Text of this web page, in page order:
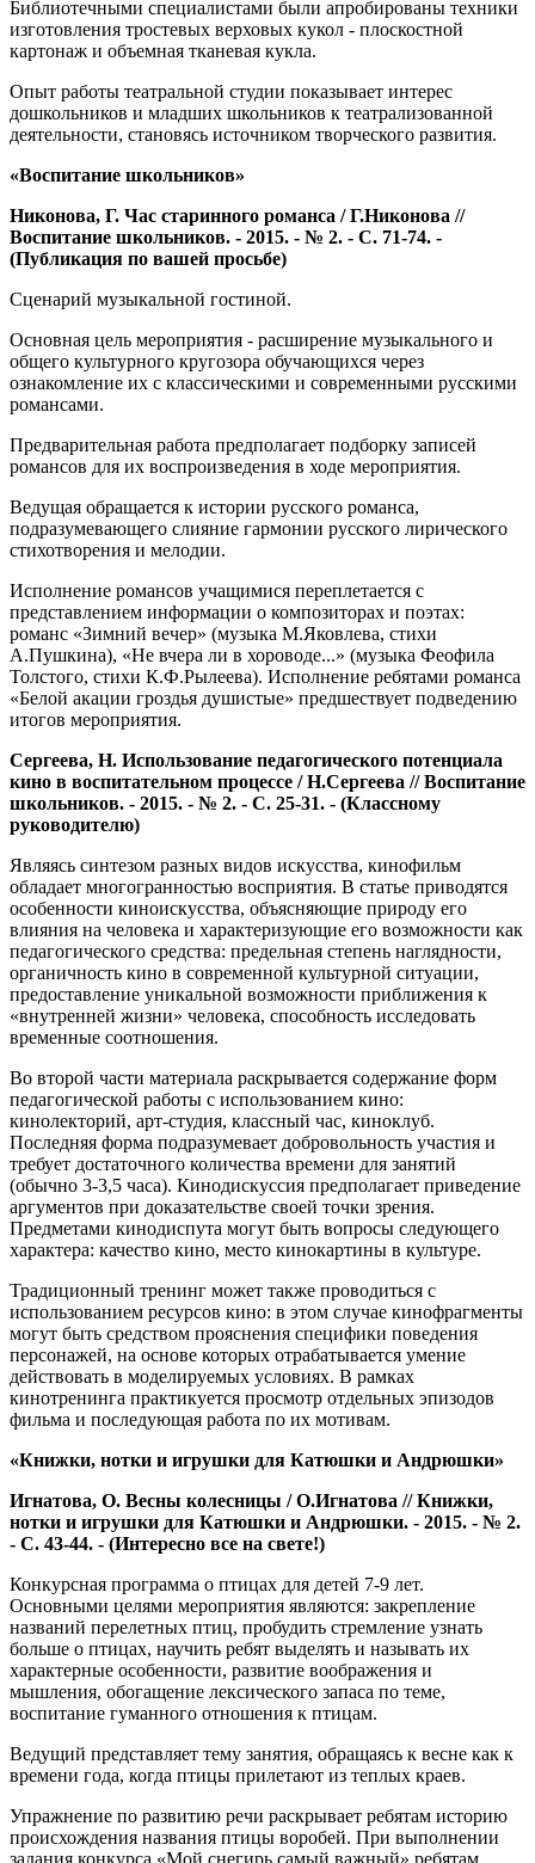
Библиотечными специалистами были апробированы техники
изготовления тростевых верховых кукол - плоскостной
картонаж и объемная тканевая кукла.
Опыт работы театральной студии показывает интерес
дошкольников и младших школьников к театрализованной
деятельности, становясь источником творческого развития.
«Воспитание школьников»
Никонова, Г. Час старинного романса / Г.Никонова //
Воспитание школьников. - 2015. - № 2. - С. 71-74. -
(Публикация по вашей просьбе)
Сценарий музыкальной гостиной.
Основная цель мероприятия - расширение музыкального и
общего культурного кругозора обучающихся через
ознакомление их с классическими и современными русскими
романсами.
Предварительная работа предполагает подборку записей
романсов для их воспроизведения в ходе мероприятия.
Ведущая обращается к истории русского романса,
подразумевающего слияние гармонии русского лирического
стихотворения и мелодии.
Исполнение романсов учащимися переплетается с
представлением информации о композиторах и поэтах:
романс «Зимний вечер» (музыка М.Яковлева, стихи
А.Пушкина), «Не вчера ли в хороводе...» (музыка Феофила
Толстого, стихи К.Ф.Рылеева). Исполнение ребятами романса
«Белой акации гроздья душистые» предшествует подведению
итогов мероприятия.
Сергеева, Н. Использование педагогического потенциала
кино в воспитательном процессе / Н.Сергеева // Воспитание
школьников. - 2015. - № 2. - С. 25-31. - (Классному
руководителю)
Являясь синтезом разных видов искусства, кинофильм
обладает многогранностью восприятия. В статье приводятся
особенности киноискусства, объясняющие природу его
влияния на человека и характеризующие его возможности как
педагогического средства: предельная степень наглядности,
органичность кино в современной культурной ситуации,
предоставление уникальной возможности приближения к
«внутренней жизни» человека, способность исследовать
временные соотношения.
Во второй части материала раскрывается содержание форм
педагогической работы с использованием кино:
кинолекторий, арт-студия, классный час, киноклуб.
Последняя форма подразумевает добровольность участия и
требует достаточного количества времени для занятий
(обычно 3-3,5 часа). Кинодискуссия предполагает приведение
аргументов при доказательстве своей точки зрения.
Предметами кинодиспута могут быть вопросы следующего
характера: качество кино, место кинокартины в культуре.
Традиционный тренинг может также проводиться с
использованием ресурсов кино: в этом случае кинофрагменты
могут быть средством прояснения специфики поведения
персонажей, на основе которых отрабатывается умение
действовать в моделируемых условиях. В рамках
кинотренинга практикуется просмотр отдельных эпизодов
фильма и последующая работа по их мотивам.
«Книжки, нотки и игрушки для Катюшки и Андрюшки»
Игнатова, О. Весны колесницы / О.Игнатова // Книжки,
нотки и игрушки для Катюшки и Андрюшки. - 2015. - № 2.
- С. 43-44. - (Интересно все на свете!)
Конкурсная программа о птицах для детей 7-9 лет.
Основными целями мероприятия являются: закрепление
названий перелетных птиц, пробудить стремление узнать
больше о птицах, научить ребят выделять и называть их
характерные особенности, развитие воображения и
мышления, обогащение лексического запаса по теме,
воспитание гуманного отношения к птицам.
Ведущий представляет тему занятия, обращаясь к весне как к
времени года, когда птицы прилетают из теплых краев.
Упражнение по развитию речи раскрывает ребятам историю
происхождения названия птицы воробей. При выполнении
задания конкурса «Мой снегирь самый важный» ребятам